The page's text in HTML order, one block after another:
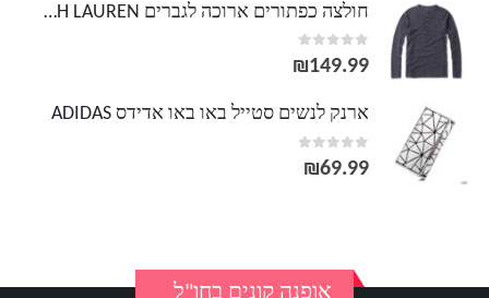
חולצה כפתורים ארוכה לגברים POLO RALPH LAUREN
0
out of 5
₪149.99
ארנק לנשים סטייל באו באו אדידס ADIDAS
0
out of 5
₪69.99